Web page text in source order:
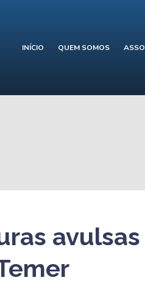
INÍCIO QUEM SOMOS